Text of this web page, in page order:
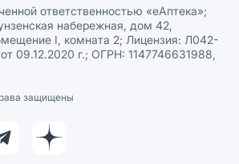
ответственностью «еАптека»;
набережная, дом 42,
I, комната 2; Лицензия: Л042-
09.12.2020 г.; ОГРН: 1147746631988,
защищены